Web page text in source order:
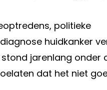
politieke
huidkanker
jarenlang onder
dat het niet